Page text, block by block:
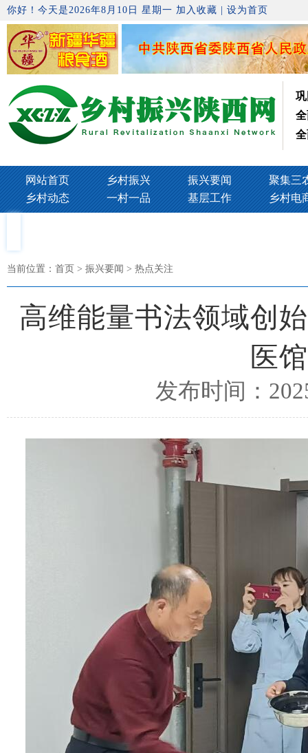
你好！今天是2026年8月10日 星期一 加入收藏 设为首页
网站首页 乡村振兴 振兴要闻
聚集三
乡村动态
一村一品 基层工作 乡村电
当前位置： 首页> 振兴要闻 > 热点关注
高维能量书法领域创
医
发布时间：